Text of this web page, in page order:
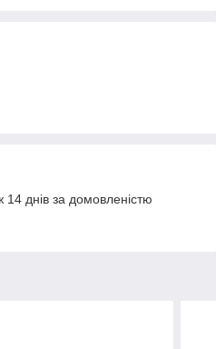
днів за домовленістю